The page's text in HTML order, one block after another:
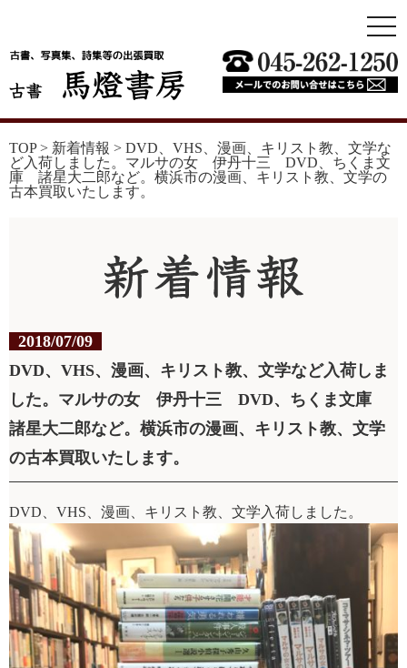
TOP> 新着情報 > DVD、VHS、漫画、キリスト教、文学な
ど入荷しました。マルサの女 伊丹十三 DVD、ちくま文
庫 諸星大二郎など。横浜市の漫画、キリスト教、文学の
古本買取いたします。
2018/07/09
DVD、VHS、漫画、キリスト教、文学など入荷しま
した。マルサの女 伊丹十三 DVD、ちくま文庫
諸星大二郎など。横浜市の漫画、キリスト教、文学
の古本買取いたします。
DVD、VHS、漫画、キリスト教、文学入荷しました。